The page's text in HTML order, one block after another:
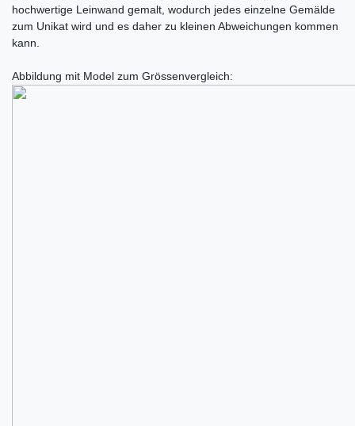
hochwertige Leinwand gemalt, wodurch jedes einzelne Gemälde
zum Unikat wird und es daher zu kleinen Abweichungen kommen
kann.
Abbildung mit Model zum Grössenvergleich: